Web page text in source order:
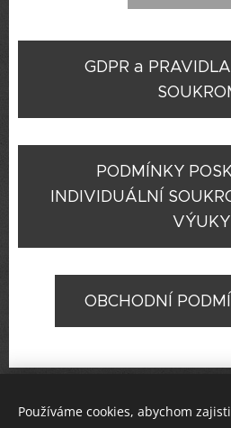
GDPR a
PODMÍNKY
INDIVIDUÁLNÍ
VÝUKY
OBCHODNÍ
KONTAKT: e-mail:
Používáme cookies, abychom